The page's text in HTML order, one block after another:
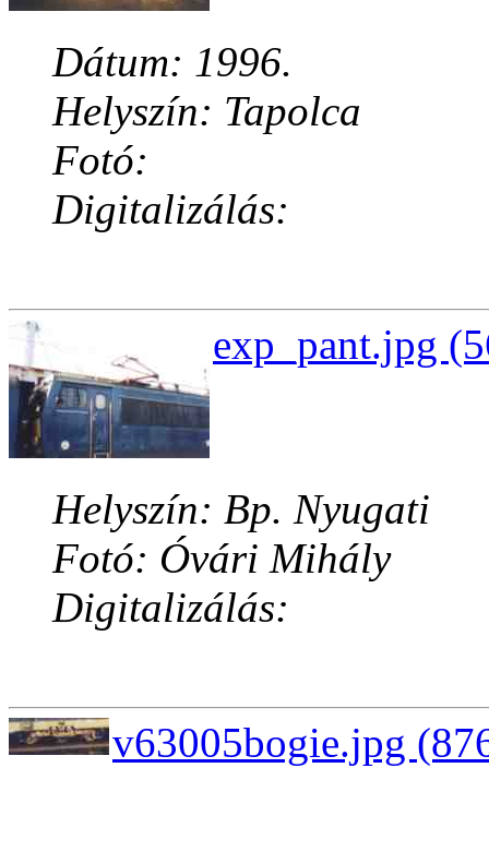
Dátum: 1996.
Helyszín: Tapolca
Fotó:
Digitalizálás:
exp_pant.jpg
Helyszín: Bp. Nyugati
Fotó: Óvári Mihály
Digitalizálás:
v63005bogie.jpg